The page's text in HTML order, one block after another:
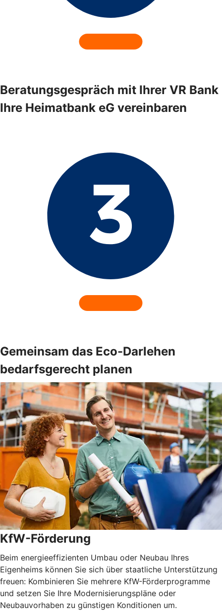
Beratungsgespräch mit Ihrer VR Bank
Ihre Heimatbank eG vereinbaren
Gemeinsam das Eco-Darlehen
bedarfsgerecht planen
KfW-Förderung
Beim energieeffizienten Umbau oder Neubau Ihres
Eigenheims können Sie sich über staatliche Unterstützung
freuen: Kombinieren Sie mehrere KfW-Förderprogramme
und setzen Sie Ihre Modernisierungspläne oder
Neubauvorhaben zu günstigen Konditionen um.